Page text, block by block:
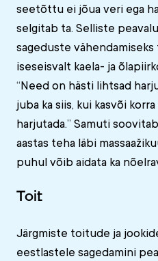
seetõttu ei jõua veri ega
selgitab ta. Selliste
sageduste
iseseisvalt kaela- ja
“Need on hästi lihtsad
juba ka siis, kui kasvõi
harjutada.” Samuti
aastas teha läbi
puhul võib aidata ka
Toit
Järgmiste toitude ja
eestlastele sagedamini